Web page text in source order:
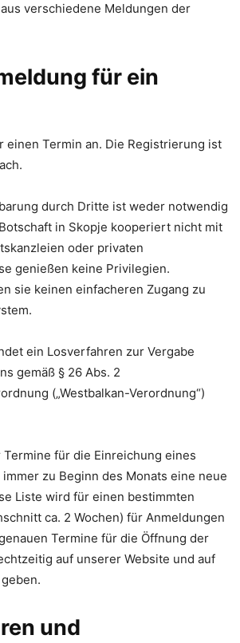
verschiedene Meldungen der
für ein
einen Termin an. Die Registrierung ist
durch Dritte ist weder notwendig
in Skopje kooperiert nicht mit
oder privaten
genießen keine Privilegien.
sie keinen einfacheren Zugang zu
ein Losverfahren zur Vergabe
gemäß § 26 Abs. 2
(„Westbalkan-Verordnung“)
Termine für die Einreichung eines
zu Beginn des Monats eine neue
Liste wird für einen bestimmten
ca. 2 Wochen) für Anmeldungen
Termine für die Öffnung der
auf unserer Website und auf
und